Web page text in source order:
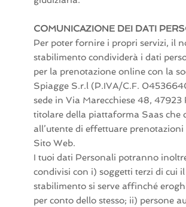
COMUNICAZIONE DEI DATI
Per poter fornire i propri servizi, il
stabilimento condividerà i dati
per la prenotazione online con la
Spiagge S.r.l (P.IVA/C.F.
sede in Via Marecchiese 48, 47923
titolare della piattaforma Saas che
all’utente di effettuare
Sito Web.
I tuoi dati Personali potranno
condivisi con i) soggetti terzi di cui
stabilimento si serve affinché
per conto dello stesso; ii) persone